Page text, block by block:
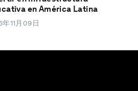
en América Latina
年11月09日